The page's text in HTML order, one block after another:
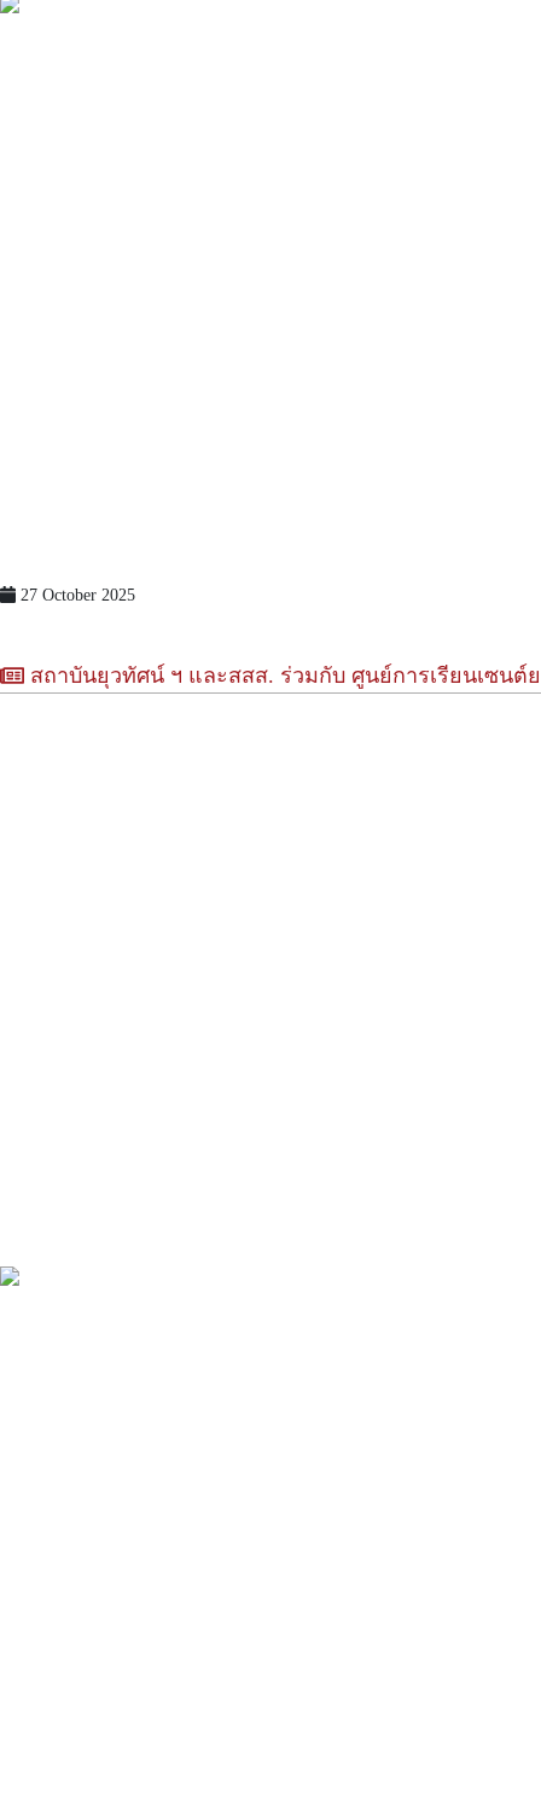
27 October 2025
สถาบันยุวทัศน์ ฯ และสสส. ร่วมกับ ศูนย์การเรียนเซน